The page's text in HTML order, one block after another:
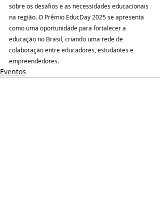
sobre os desafios e as necessidades educacionais
na região. O Prêmio EducDay 2025 se apresenta
como uma oportunidade para fortalecer a
educação no Brasil, criando uma rede de
colaboração entre educadores, estudantes e
empreendedores.
Eventos